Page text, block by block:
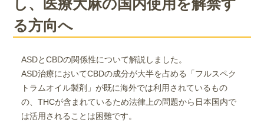
し、医療大麻の国内使用を解禁す
る方向へ
ASDとCBDの関係性について解説しました。
ASD治療においてCBDの成分が大半を占める「フルスペク
トラムオイル製剤」が既に海外では利用されているもの
の、THCが含まれているため法律上の問題から日本国内で
は活用されることは困難です。